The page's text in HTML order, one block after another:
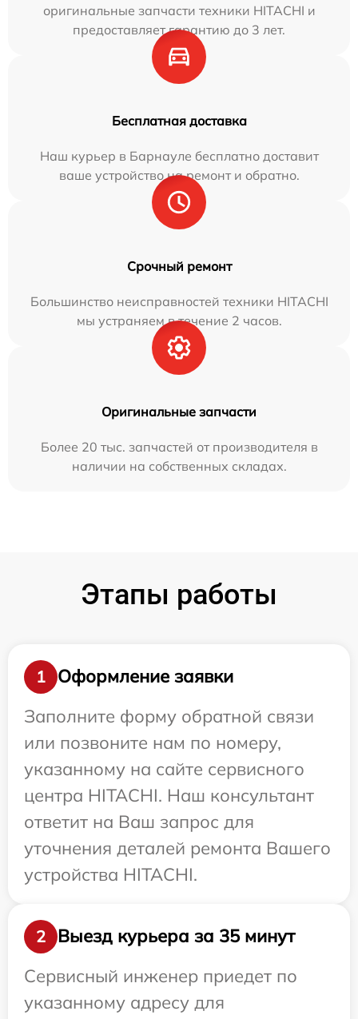
оригинальные запчасти техники HITACHI и
предоставляет гарантию до 3 лет.
Бесплатная доставка
Наш курьер в Барнауле бесплатно доставит
ваше устройство на ремонт и обратно.
Срочный ремонт
Большинство неисправностей техники HITACHI
мы устраняем в течение 2 часов.
Оригинальные запчасти
Более 20 тыс. запчастей от производителя в
наличии на собственных складах.
Этапы работы
1
Оформление заявки
Заполните форму обратной связи
или позвоните нам по номеру,
указанному на сайте сервисного
центра HITACHI. Наш консультант
ответит на Ваш запрос для
уточнения деталей ремонта Вашего
устройства HITACHI.
2
Выезд курьера за 35 минут
Сервисный инженер приедет по
указанному адресу для